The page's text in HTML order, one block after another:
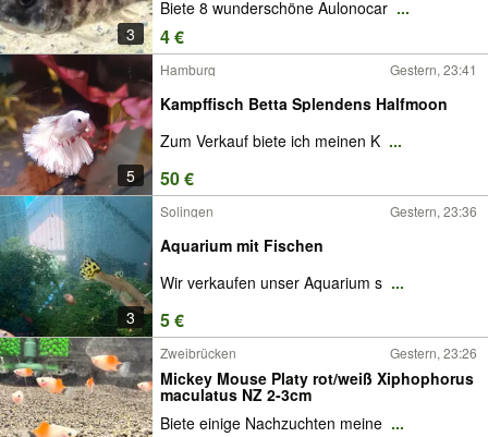
3
Biete 8 wunderschöne Aulonocar ...
4 €
5
Hamburg Gestern, 23:41
Kampffisch Betta Splendens Halfmoon
Zum Verkauf biete ich meinen K ...
50 €
3
Solingen Gestern, 23:36
Aquarium mit Fischen
Wir verkaufen unser Aquarium s ...
5 €
Zweibrücken Gestern, 23:26
Mickey Mouse Platy rot/weiß Xiphophorus
maculatus NZ 2-3cm
Biete einige Nachzuchten meine ...